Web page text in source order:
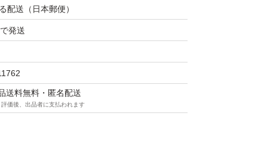
配送（日本郵便）
発送
送料無料・匿名配送
価後、出品者に支払われます